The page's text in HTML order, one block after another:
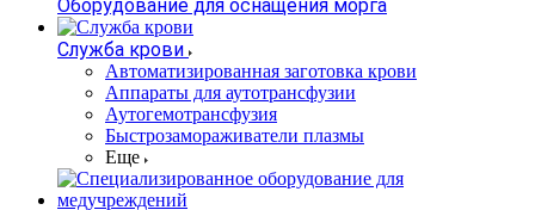
Оборудование для оснащения морга
Служба крови
Автоматизированная заготовка крови
Аппараты для аутотрансфузии
Аутогемотрансфузия
Быстрозамораживатели плазмы
Еще